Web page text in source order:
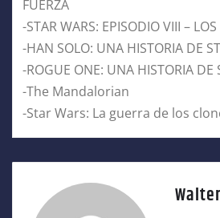
FUERZA
-STAR WARS: EPISODIO VIII –
-HAN SOLO: UNA HISTORIA DE
-ROGUE ONE: UNA HISTORIA DE
-The Mandalorian
-Star Wars: La guerra de los